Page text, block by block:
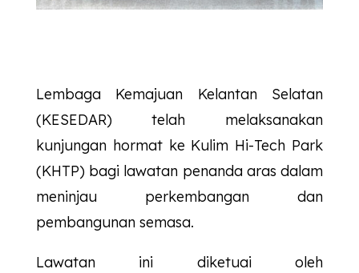
Lembaga Kemajuan Kelantan Selatan
(KESEDAR) telah melaksanakan
kunjungan hormat ke Kulim Hi-Tech Park
(KHTP) bagi lawatan penanda aras dalam
meninjau perkembangan dan
pembangunan semasa.
Lawatan ini diketuai oleh